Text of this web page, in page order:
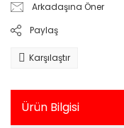
Arkadaşına Öner
Paylaş
Karşılaştır
Ürün Bilgisi